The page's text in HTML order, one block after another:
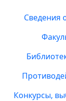
Сведения
Конкурсы,